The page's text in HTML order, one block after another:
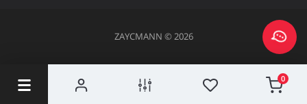
0
Електроінструмент
Послуги
Повернення та обмін
ZAYCMANN © 2026